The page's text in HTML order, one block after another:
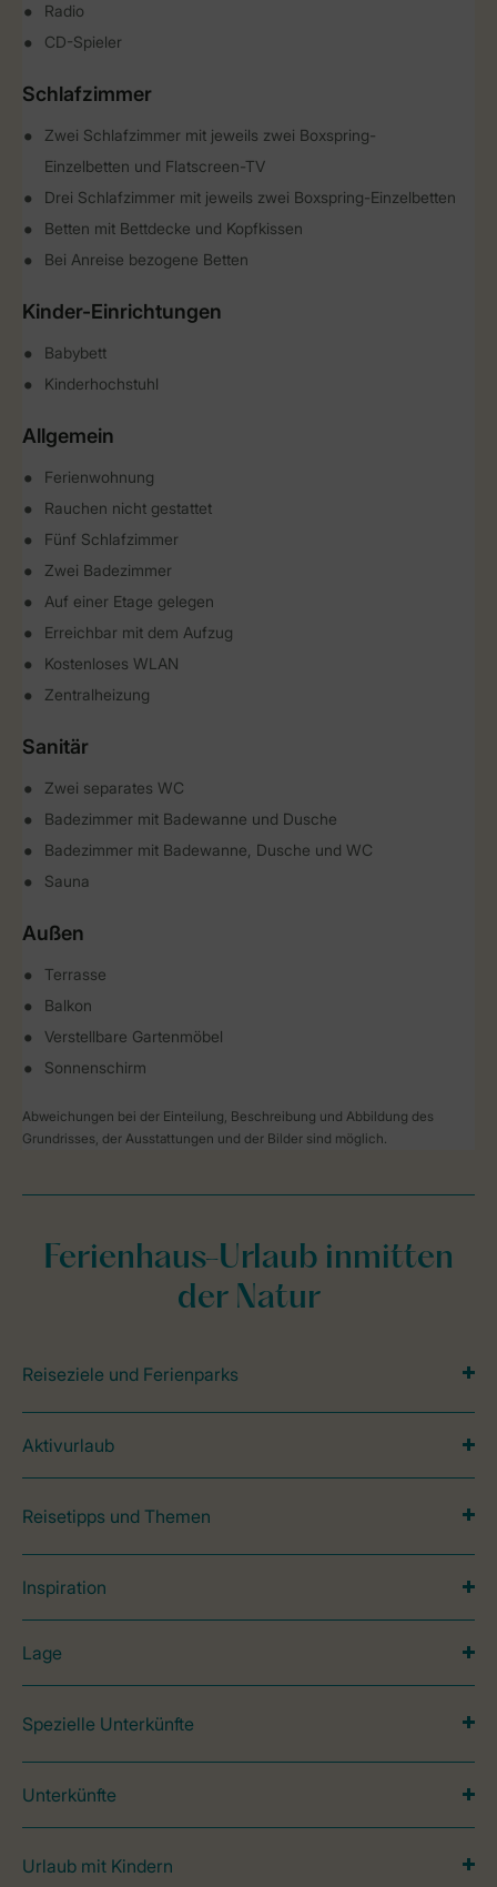
Radio
CD-Spieler
Schlafzimmer
Zwei Schlafzimmer mit jeweils zwei Boxspring-
Einzelbetten und Flatscreen-TV
Drei Schlafzimmer mit jeweils zwei Boxspring-Einzelbetten
Betten mit Bettdecke und Kopfkissen
Bei Anreise bezogene Betten
Kinder-Einrichtungen
Babybett
Kinderhochstuhl
Allgemein
Ferienwohnung
Rauchen nicht gestattet
Fünf Schlafzimmer
Zwei Badezimmer
Auf einer Etage gelegen
Erreichbar mit dem Aufzug
Kostenloses WLAN
Zentralheizung
Sanitär
Zwei separates WC
Badezimmer mit Badewanne und Dusche
Badezimmer mit Badewanne, Dusche und WC
Sauna
Außen
Terrasse
Balkon
Verstellbare Gartenmöbel
Sonnenschirm
Abweichungen bei der Einteilung, Beschreibung und Abbildung des
Grundrisses, der Ausstattungen und der Bilder sind möglich.
Ferienhaus-Urlaub inmitten
der Natur
Reiseziele und Ferienparks
Aktivurlaub
Reisetipps und Themen
Inspiration
Lage
Spezielle Unterkünfte
Unterkünfte
Urlaub mit Kindern